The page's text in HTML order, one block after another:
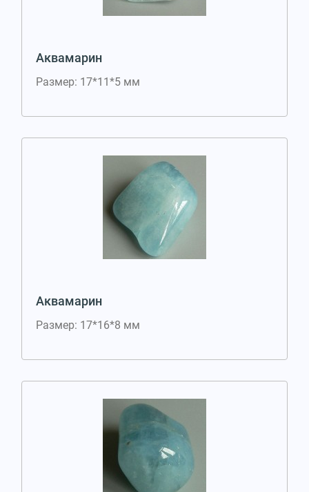
Аквамарин
Размер: 17*11*5 мм
Аквамарин
Размер: 17*16*8 мм